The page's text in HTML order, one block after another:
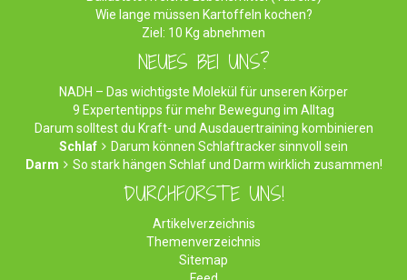
Wie lange müssen Kartoffeln kochen?
Ziel: 10 Kg abnehmen
NEUES BEI UNS?
NADH – Das wichtigste Molekül für unseren Körper
9 Expertentipps für mehr Bewegung im Alltag
Darum solltest du Kraft- und Ausdauertraining kombinieren
Schlaf
Darum können Schlaftracker sinnvoll sein
Darm
So stark hängen Schlaf und Darm wirklich zusammen!
DURCHFORSTE UNS!
Artikelverzeichnis
Themenverzeichnis
Sitemap